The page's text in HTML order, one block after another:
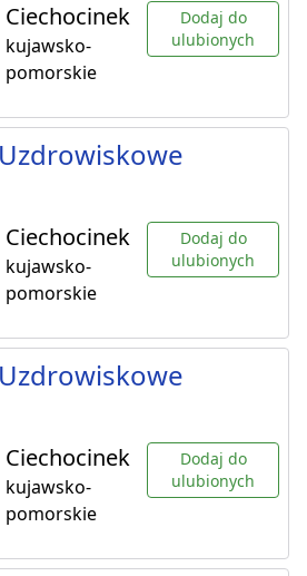
Ciechocinek
kujawsko-
pomorskie
Dodaj do
ulubionych
Ciechocinek
kujawsko-
pomorskie
Dodaj do
ulubionych
Ciechocinek
kujawsko-
pomorskie
Dodaj do
ulubionych